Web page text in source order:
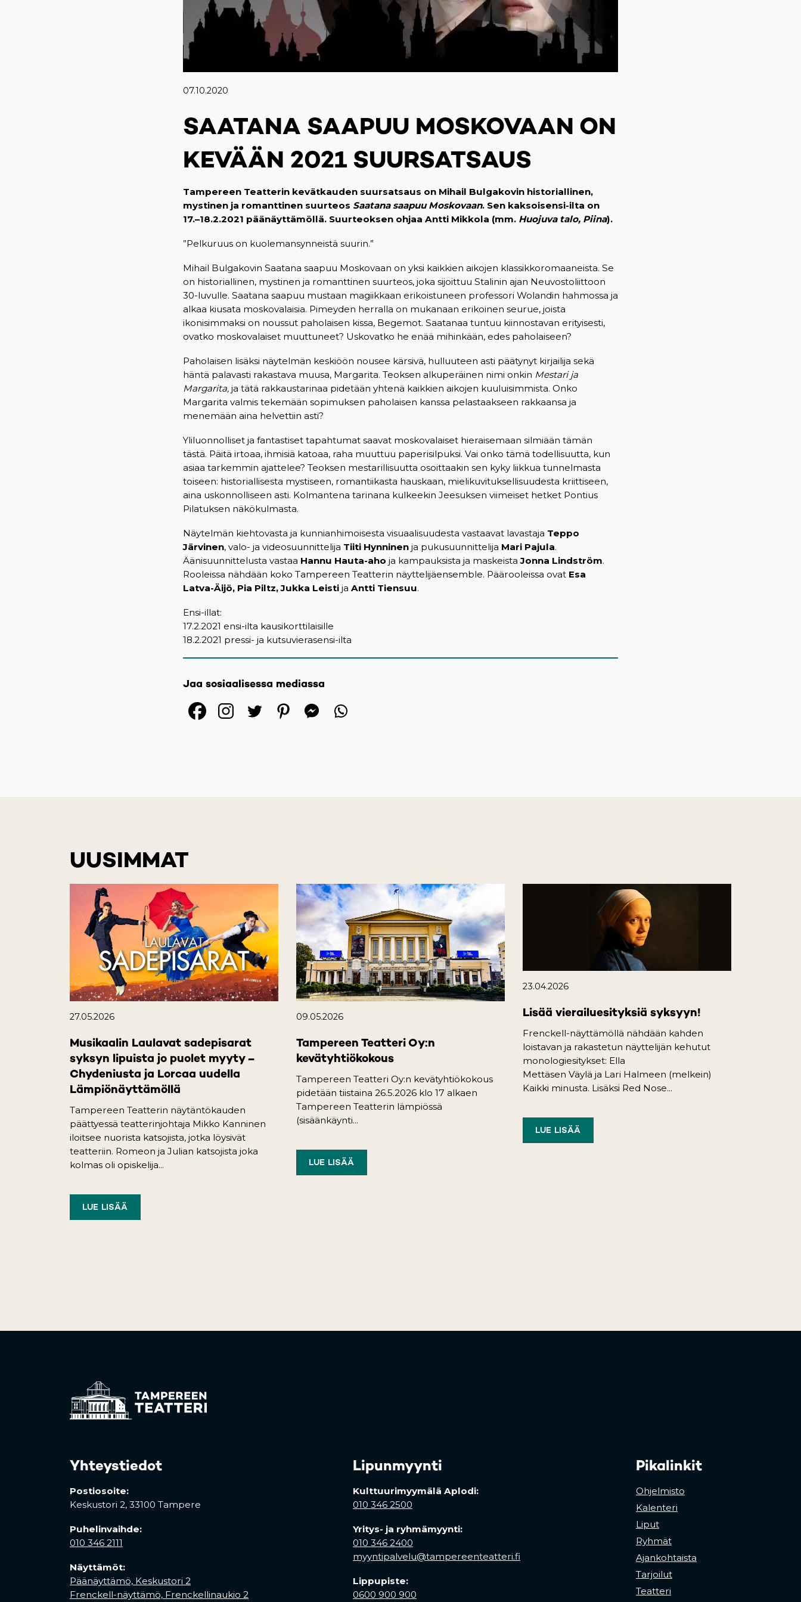
07.10.2020
SAATANA SAAPUU MOSKOVAAN ON
KEVÄÄN 2021 SUURSATSAUS
Tampereen Teatterin kevätkauden suursatsaus on Mihail Bulgakovin historiallinen,
mystinen ja romanttinen suurteos Saatana saapuu Moskovaan. Sen kaksoisensi-ilta on
17.–18.2.2021 päänäyttämöllä. Suurteoksen ohjaa Antti Mikkola (mm. Huojuva talo, Piina).
”Pelkuruus on kuolemansynneistä suurin.”
Mihail Bulgakovin Saatana saapuu Moskovaan on yksi kaikkien aikojen klassikkoromaaneista. Se
on historiallinen, mystinen ja romanttinen suurteos, joka sijoittuu Stalinin ajan Neuvostoliittoon
30-luvulle. Saatana saapuu mustaan magiikkaan erikoistuneen professori Wolandin hahmossa ja
alkaa kiusata moskovalaisia. Pimeyden herralla on mukanaan erikoinen seurue, joista
ikonisimmaksi on noussut paholaisen kissa, Begemot. Saatanaa tuntuu kiinnostavan erityisesti,
ovatko moskovalaiset muuttuneet? Uskovatko he enää mihinkään, edes paholaiseen?
Paholaisen lisäksi näytelmän keskiöön nousee kärsivä, hulluuteen asti päätynyt kirjailija sekä
häntä palavasti rakastava muusa, Margarita. Teoksen alkuperäinen nimi onkin Mestari ja
Margarita, ja tätä rakkaustarinaa pidetään yhtenä kaikkien aikojen kuuluisimmista. Onko
Margarita valmis tekemään sopimuksen paholaisen kanssa pelastaakseen rakkaansa ja
menemään aina helvettiin asti?
Yliluonnolliset ja fantastiset tapahtumat saavat moskovalaiset hieraisemaan silmiään tämän
tästä. Päitä irtoaa, ihmisiä katoaa, raha muuttuu paperisilpuksi. Vai onko tämä todellisuutta, kun
asiaa tarkemmin ajattelee? Teoksen mestarillisuutta osoittaakin sen kyky liikkua tunnelmasta
toiseen: historiallisesta mystiseen, romantiikasta hauskaan, mielikuvituksellisuudesta kriittiseen,
aina uskonnolliseen asti. Kolmantena tarinana kulkeekin Jeesuksen viimeiset hetket Pontius
Pilatuksen näkökulmasta.
Näytelmän kiehtovasta ja kunnianhimoisesta visuaalisuudesta vastaavat lavastaja Teppo
Järvinen, valo- ja videosuunnittelija Tiiti Hynninen ja pukusuunnittelija Mari Pajula.
Äänisuunnittelusta vastaa Hannu Hauta-aho ja kampauksista ja maskeistaJonna Lindström.
Rooleissa nähdään koko Tampereen Teatterin näyttelijäensemble. Päärooleissa ovat Esa
Latva-Äijö, Pia Piltz, Jukka Leisti ja Antti Tiensuu.
Ensi-illat:
17.2.2021 ensi-ilta kausikorttilaisille
18.2.2021 pressi- ja kutsuvierasensi-ilta
Jaa sosiaalisessa mediassa
(opens in a new tab)
(opens in a new tab)
(opens in a new tab)
(opens in a new tab)
UUSIMMAT
27.05.2026
Musikaalin Laulavat sadepisarat
syksyn lipuista jo puolet myyty –
Chydeniusta ja Lorcaa uudella
Lämpiönäyttämöllä
Tampereen Teatterin näytäntökauden
päättyessä teatterinjohtaja Mikko Kanninen
iloitsee nuorista katsojista, jotka löysivät
teatteriin. Romeon ja Julian katsojista joka
kolmas oli opiskelija...
LUE LISÄÄ
09.05.2026
Tampereen Teatteri Oy:n
kevätyhtiökokous
Tampereen Teatteri Oy:n kevätyhtiökokous
pidetään tiistaina 26.5.2026 klo 17 alkaen
Tampereen Teatterin lämpiössä
(sisäänkäynti...
LUE LISÄÄ
23.04.2026
Lisää vierailuesityksiä syksyyn!
Frenckell-näyttämöllä nähdään kahden
loistavan ja rakastetun näyttelijän kehutut
monologiesitykset: Ella
Mettäsen Väylä ja Lari Halmeen (melkein)
Kaikki minusta. Lisäksi Red Nose...
LUE LISÄÄ
Yhteystiedot
Postiosoite:
Keskustori 2, 33100 Tampere
Puhelinvaihde:
010 346 2111
Näyttämöt:
Päänäyttämö, Keskustori 2
Frenckell-näyttämö, Frenckellinaukio 2
Lipunmyynti
Kulttuurimyymälä Aplodi:
010 346 2500
Yritys- ja ryhmämyynti:
010 346 2400
myyntipalvelu@tampereenteatteri.fi
Lippupiste:
0600 900 900
Pikalinkit
Ohjelmisto
Kalenteri
Liput
Ryhmät
Ajankohtaista
Tarjoilut
Teatteri